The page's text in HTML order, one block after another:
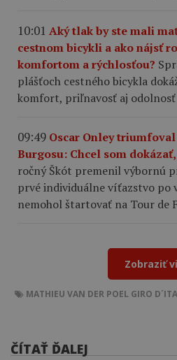
10:01 Aký tlak by ste mali
cestnom bicykli a ako nájsť
komfortom a rýchlosťou?
plášťoch cestného bicykla
komfort, priľnavosť aj odolnosť
09:49 Oscar Onley
Burgosu: Chcel som
ročný Škót premenil výbornú
prvé individuálne víťazstvo po
nemohol štartovať na Tour de
Zobraziť
MATHIEU VAN DER POEL GIRO
ČÍTAŤ ĎALEJ